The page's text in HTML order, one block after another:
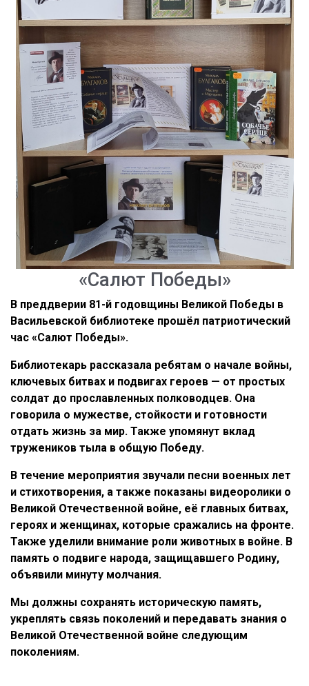
«Салют Победы»
В преддверии 81-й годовщины Великой Победы в
Васильевской библиотеке прошёл патриотический
час «Салют Победы».
Библиотекарь рассказала ребятам о начале войны,
ключевых битвах и подвигах героев — от простых
солдат до прославленных полководцев. Она
говорила о мужестве, стойкости и готовности
отдать жизнь за мир. Также упомянут вклад
тружеников тыла в общую Победу.
В течение мероприятия звучали песни военных лет
и стихотворения, а также показаны видеоролики о
Великой Отечественной войне, её главных битвах,
героях и женщинах, которые сражались на фронте.
Также уделили внимание роли животных в войне. В
память о подвиге народа, защищавшего Родину,
объявили минуту молчания.
Мы должны сохранять историческую память,
укреплять связь поколений и передавать знания о
Великой Отечественной войне следующим
поколениям.